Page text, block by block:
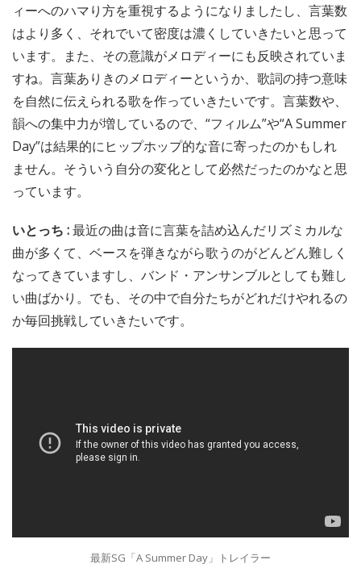
ィーへのハマり方を重視するようになりましたし、言葉数
はより多く、それでいて密度は濃くしていきたいと思って
います。また、その意識がメロディーにも反映されていま
すね。言葉ありきのメロディーというか、歌詞の持つ意味
を自然に伝えられる歌を作っていきたいです。言葉数や、
韻への集中力が増しているので、“フィルム”や“A Summer
Day”は結果的にヒップホップ的な音に寄ったのかもしれ
ません。そういう自分の変化として必然だったのかなと思
っています。
いとっち :最近の曲は音に言葉を詰め込んだリズミカルな
曲が多くて、ベースを弾きながら歌うのがどんどん難しく
なってきていますし、バンド・アンサンブルとしても難し
い曲ばかり。でも、その中で自分たちがどれだけやれるの
か毎回挑戦していきたいです。
最新SG「A Summer Day」トレイラー